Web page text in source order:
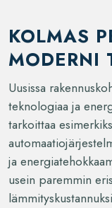
KOLMAS
MODERNI
Uusissa
teknologiaa ja
tarkoittaa
ja
usein paremmin